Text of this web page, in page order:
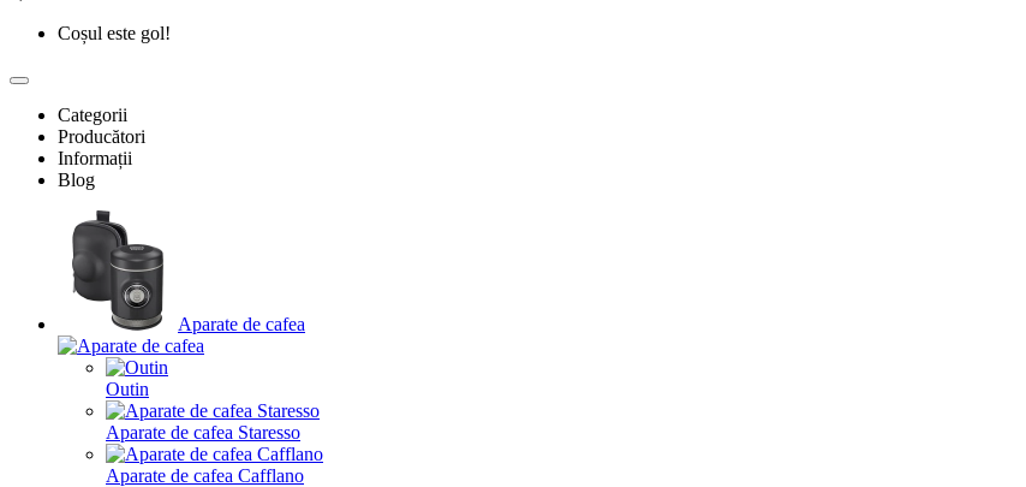
Coșul este gol!
Categorii
Producători
Informații
Blog
Aparate de cafea
Outin
Aparate de cafea Staresso
Aparate de cafea Cafflano